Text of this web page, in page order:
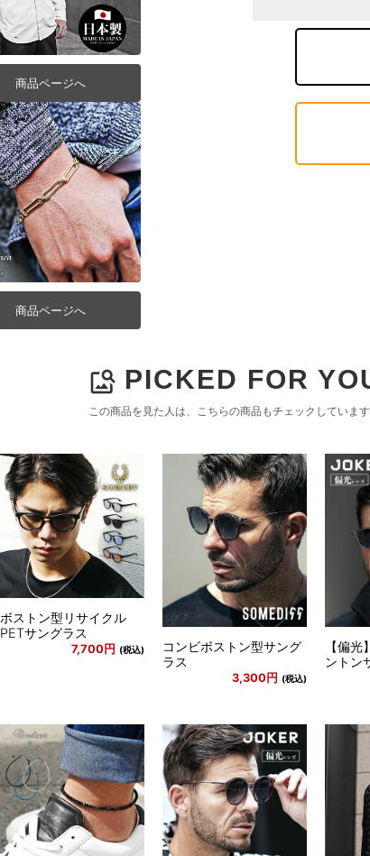
商品ページへ
商品ページへ
image_search PICKED FOR
この商品を見た人は、こちらの商品もチェックしています
ボストン型リサイクル
PETサングラス
7,700円 (税込)
コンビボストン型サング
ラス
3,300円 (税込)
【偏
ントン